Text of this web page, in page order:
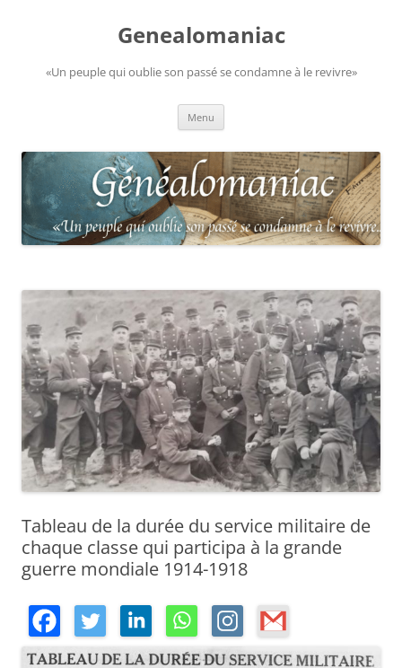
Genealomaniac
«Un peuple qui oublie son passé se condamne à le revivre»
Menu
Tableau de la durée du service militaire de
chaque classe qui participa à la grande
guerre mondiale 1914-1918